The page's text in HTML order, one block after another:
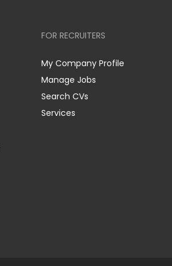
FOR RECRUITERS
My Company Profile
Manage Jobs
Search CVs
Services